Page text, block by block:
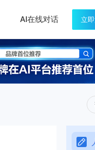
AI在线对话 立